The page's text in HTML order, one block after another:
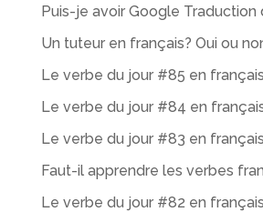
Puis-je avoir Google Traduction
Un tuteur en français? Oui ou
Le verbe du jour #85 en français
Le verbe du jour #84 en
Le verbe du jour #83 en français
Faut-il apprendre les verbes
Le verbe du jour #82 en français